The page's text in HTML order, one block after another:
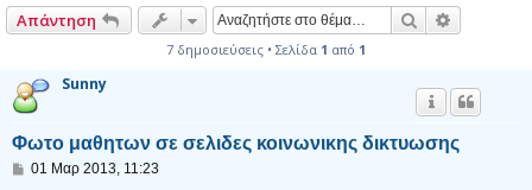
Απάντηση Αναζήτηση
7 δημοσιεύσεις • Σελίδα 1 από 1
Sunny
Φωτο μαθητων σε σελιδες κοινωνικης δικτυωσης
Δ01 Μαρ 2013, 11:23